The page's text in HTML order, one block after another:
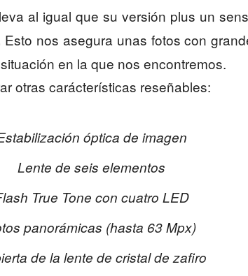
al igual que su versión plus un
Esto nos asegura unas fotos con
en la que nos encontremos.
otras carácterísticas reseñables:
óptica de imagen
Lente de seis elementos
True Tone con cuatro LED
panorámicas (hasta 63 Mpx)
de la lente de cristal de zafiro